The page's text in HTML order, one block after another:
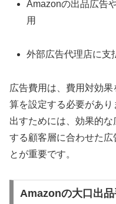
Amazonの出品広告
用
外部広告代理店に支
広告費用は、費用対効
算を設定する必要があ
出すためには、効果的
する顧客層に合わせた
とが重要です。
Amazonの大口出